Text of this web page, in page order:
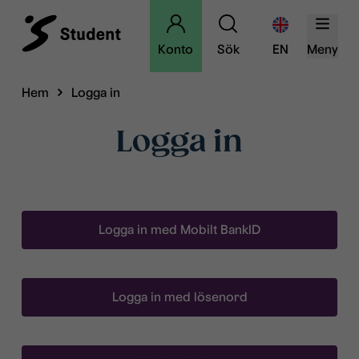
Konto Sök EN Meny
Hem Logga in
Logga in
Logga in med Mobilt BankID
Logga in med lösenord